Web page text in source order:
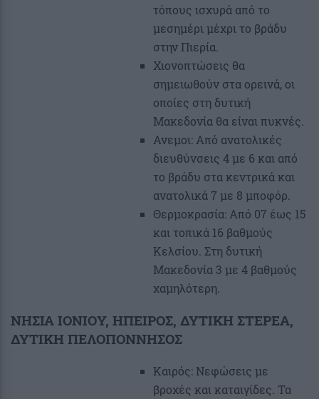
τόπους ισχυρά από το
μεσημέρι μέχρι το βράδυ
στην Πιερία.
Χιονοπτώσεις θα
σημειωθούν στα ορεινά, οι
οποίες στη δυτική
Μακεδονία θα είναι πυκνές.
Ανεμοι: Από ανατολικές
διευθύνσεις 4 με 6 και από
το βράδυ στα κεντρικά και
ανατολικά 7 με 8 μποφόρ.
Θερμοκρασία: Από 07 έως 15
και τοπικά 16 βαθμούς
Κελσίου. Στη δυτική
Μακεδονία 3 με 4 βαθμούς
χαμηλότερη.
ΝΗΣΙΑ ΙΟΝΙΟΥ, ΗΠΕΙΡΟΣ, ΔΥΤΙΚΗ ΣΤΕΡΕΑ,
ΔΥΤΙΚΗ ΠΕΛΟΠΟΝΝΗΣΟΣ
Καιρός: Νεφώσεις με
βροχές και καταιγίδες. Τα